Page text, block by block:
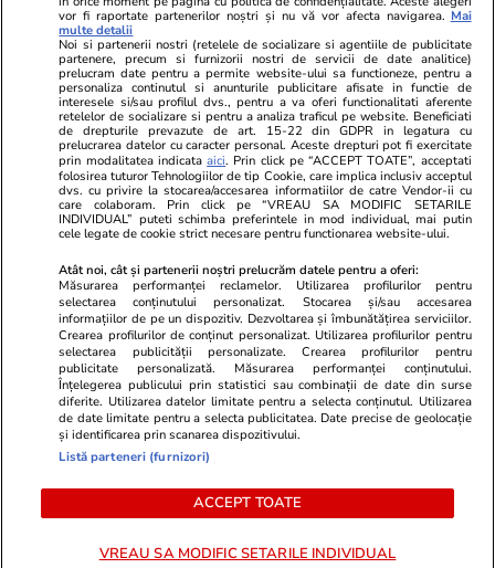
Viva.ro
Ultima oră! Ce răsturnare de situație în acest
moment și ce cuvinte! Traian Băsescu: ”Ilie
Bolojan a...”
Unica.ro
Nu și ei! S-au
căsnicie! Cei doi
secret. Nimeni
motiv al
© 2026 Ringier Romania. Toate drepturile rezervate
Actualizare preferințe cookies
vor fi raportate partenerilor noștri și nu vă vor afecta navigarea. Mai
multe detalii
Noi si partenerii nostri (retelele de socializare si agentiile de publicitate
partenere, precum si furnizorii nostri de servicii de date analitice)
prelucram date pentru a permite website-ului sa functioneze, pentru a
personaliza continutul si anunturile publicitare afisate in functie de
interesele si/sau profilul dvs., pentru a va oferi functionalitati aferente
retelelor de socializare si pentru a analiza traficul pe website. Beneficiati
de drepturile prevazute de art. 15-22 din GDPR in legatura cu
prelucrarea datelor cu caracter personal. Aceste drepturi pot fi exercitate
prin modalitatea indicataaici. Prin click pe “ACCEPT TOATE”, acceptati
folosirea tuturor Tehnologiilor de tip Cookie, care implica inclusiv acceptul
dvs. cu privire la stocarea/accesarea informatiilor de catre Vendor-ii cu
care colaboram. Prin click pe “VREAU SA MODIFIC SETARILE
INDIVIDUAL” puteti schimba preferintele in mod individual, mai putin
cele legate de cookie strict necesare pentru functionarea website-ului.
Atât noi, cât și partenerii noștri prelucrăm datele pentru a oferi:
Măsurarea performanței reclamelor. Utilizarea profilurilor pentru
selectarea conținutului personalizat. Stocarea și/sau accesarea
informațiilor de pe un dispozitiv. Dezvoltarea și îmbunătățirea serviciilor.
Crearea profilurilor de conținut personalizat. Utilizarea profilurilor pentru
selectarea publicității personalizate. Crearea profilurilor pentru
publicitate personalizată. Măsurarea performanței conținutului.
Înțelegerea publicului prin statistici sau combinații de date din surse
diferite. Utilizarea datelor limitate pentru a selecta conținutul. Utilizarea
de date limitate pentru a selecta publicitatea. Date precise de geolocație
și identificarea prin scanarea dispozitivului.
Listă parteneri (furnizori)
ACCEPT TOATE
VREAU SA MODIFIC SETARILE INDIVIDUAL